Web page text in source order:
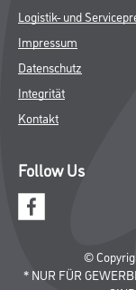
Logistik- und
Impressum
Datenschutz
Integrität
Kontakt
Follow Us
©
* NUR FÜR